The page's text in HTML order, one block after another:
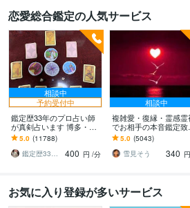
恋愛総合鑑定の人気サービス
相談中
予約受付中
鑑定歴33年のプロ占い師
が真剣占います 博多・廓
屋の純血統占い祈願師
雷鳥
5.0 (11788)
鑑定歴33年のプロ占い師 雷鳥
400 円 /分
相談中
複雑愛・復縁・霊感霊
でお相手の本音鑑定致
ます 降りて来た言葉を
のままお伝えします。
5.0 (5043)
雪見そう
340 円
お気に入り登録が多いサービス